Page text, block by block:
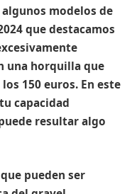
modelos de
que destacamos
una horquilla que
150 euros. En este
capacidad
resultar algo
pueden ser